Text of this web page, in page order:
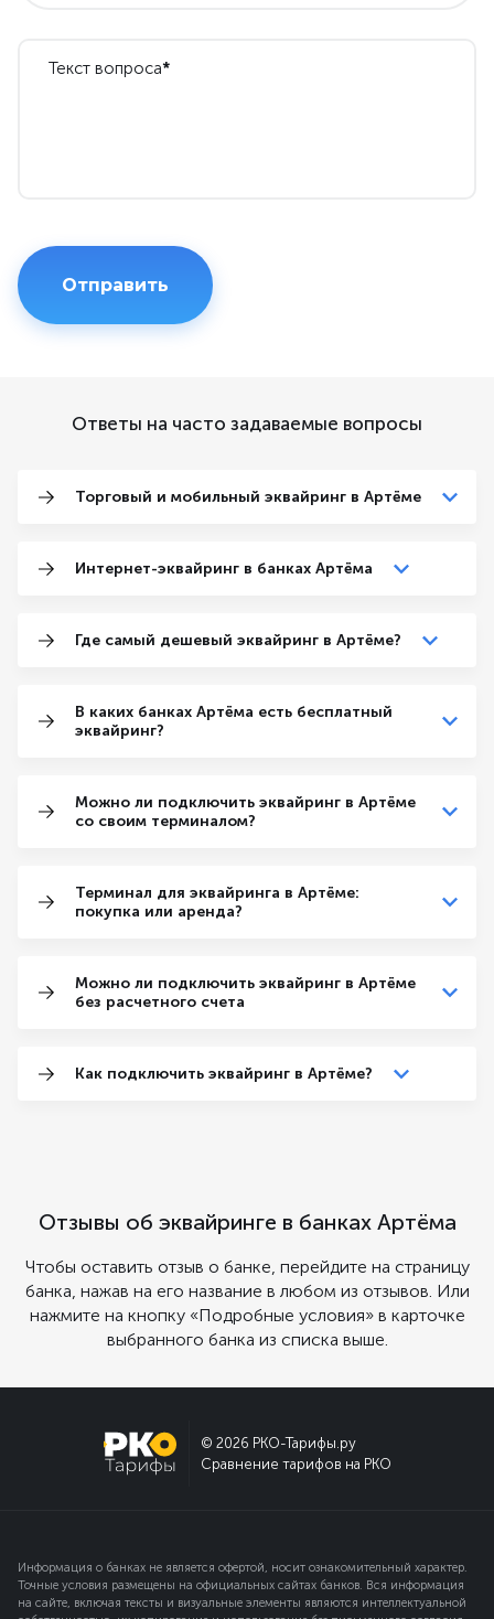
Текст вопроса*
Ответы на часто задаваемые вопросы
Торговый и мобильный эквайринг в Артёме
Интернет-эквайринг в банках Артёма
Где самый дешевый эквайринг в Артёме?
В каких банках Артёма есть бесплатный
эквайринг?
Можно ли подключить эквайринг в Артёме
со своим терминалом?
Терминал для эквайринга в Артёме:
покупка или аренда?
Можно ли подключить эквайринг в Артёме
без расчетного счета
Как подключить эквайринг в Артёме?
Отзывы об эквайринге в банках Артёма
Чтобы оставить отзыв о банке, перейдите на страницу
банка, нажав на его название в любом из отзывов. Или
нажмите на кнопку «Подробные условия» в карточке
выбранного банка из списка выше.
© 2026 РКО-Тарифы.ру
Сравнение тарифов на РКО
Информация о банках не является офертой, носит ознакомительный характер.
Точные условия размещены на официальных сайтах банков. Вся информация
на сайте, включая тексты и визуальные элементы являются интеллектуальной